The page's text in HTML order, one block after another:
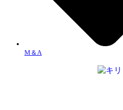
M＆A